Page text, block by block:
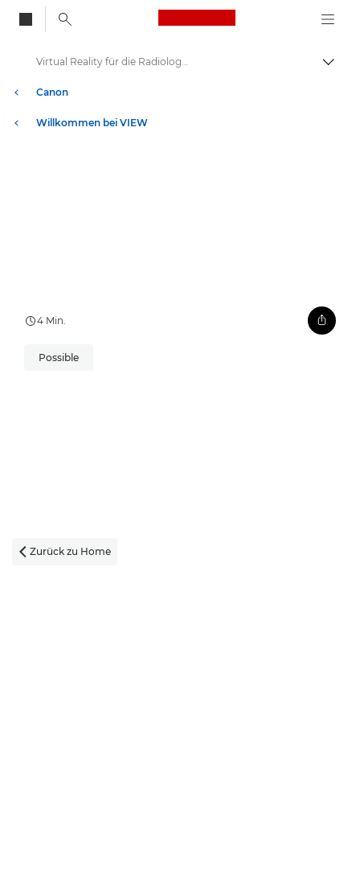
Canon Logo, back
Auf
Canon
Willkommen bei VIEW
Virtual Reality für die Radiologie der realen Welt
4 Min.
Possible
 Zurück zu Home